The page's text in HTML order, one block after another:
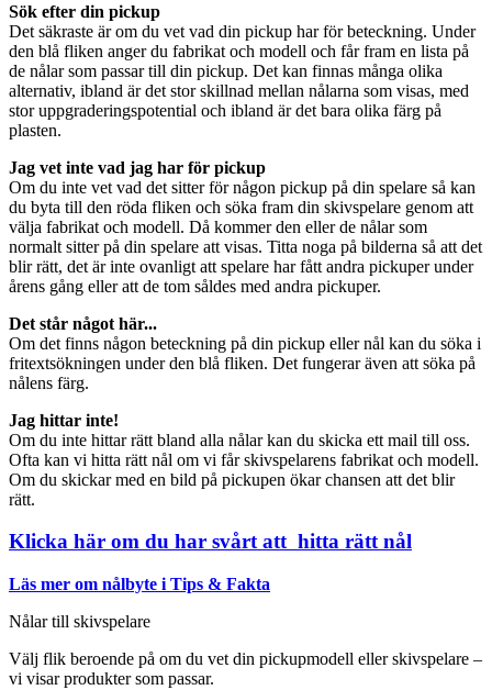
Sök efter din pickup
Det säkraste är om du vet vad din pickup har för beteckning. Under
den blå fliken anger du fabrikat och modell och får fram en lista på
de nålar som passar till din pickup. Det kan finnas många olika
alternativ, ibland är det stor skillnad mellan nålarna som visas, med
stor uppgraderingspotential och ibland är det bara olika färg på
plasten.
Jag vet inte vad jag har för pickup
Om du inte vet vad det sitter för någon pickup på din spelare så kan
du byta till den röda fliken och söka fram din skivspelare genom att
välja fabrikat och modell. Då kommer den eller de nålar som
normalt sitter på din spelare att visas. Titta noga på bilderna så att det
blir rätt, det är inte ovanligt att spelare har fått andra pickuper under
årens gång eller att de tom såldes med andra pickuper.
Det står något här...
Om det finns någon beteckning på din pickup eller nål kan du söka i
fritextsökningen under den blå fliken. Det fungerar även att söka på
nålens färg.
Jag hittar inte!
Om du inte hittar rätt bland alla nålar kan du skicka ett mail till oss.
Ofta kan vi hitta rätt nål om vi får skivspelarens fabrikat och modell.
Om du skickar med en bild på pickupen ökar chansen att det blir
rätt.
Klicka här om du har svårt att hitta rätt nål
Läs mer om nålbyte i Tips & Fakta
Nålar till skivspelare
Välj flik beroende på om du vet din pickupmodell eller skivspelare –
vi visar produkter som passar.